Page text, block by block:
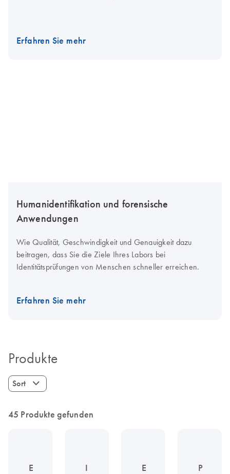
Erfahren Sie mehr
Humanidentifikation und forensische
Anwendungen
Wie Qualität, Geschwindigkeit und Genauigkeit dazu
beitragen, dass Sie die Ziele Ihres Labors bei
Identitätsprüfungen von Menschen schneller erreichen.
Erfahren Sie mehr
Produkte
Sort
45 Produkte gefunden
E
I
E
P